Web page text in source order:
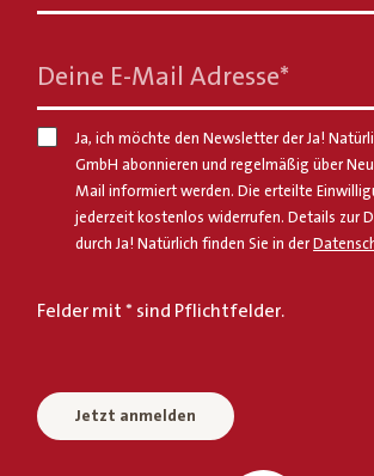
Deine E-Mail Adresse*
Ja, ich möchte den Newsletter der Ja!
GmbH abonnieren und regelmäßig über
Mail informiert werden. Die erteilte
jederzeit kostenlos widerrufen. Details zur
durch Ja! Natürlich finden Sie in der
Felder mit * sind Pflichtfelder.
Jetzt anmelden